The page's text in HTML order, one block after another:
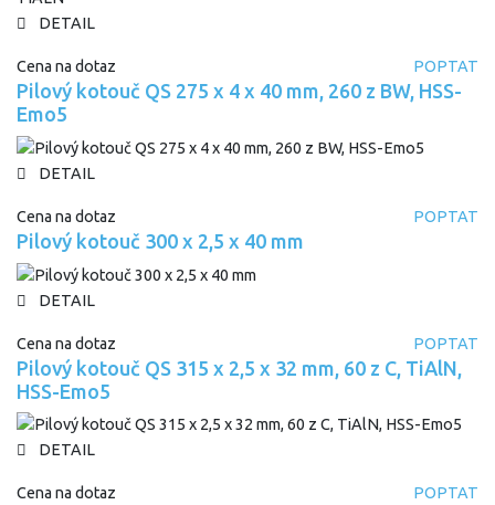
DETAIL
Cena na dotaz POPTAT
Pilový kotouč QS 275 x 4 x 40 mm, 260 z BW, HSS-
Emo5
DETAIL
Cena na dotaz POPTAT
Pilový kotouč 300 x 2,5 x 40 mm
DETAIL
Cena na dotaz POPTAT
Pilový kotouč QS 315 x 2,5 x 32 mm, 60 z C, TiAlN,
HSS-Emo5
DETAIL
Cena na dotaz POPTAT